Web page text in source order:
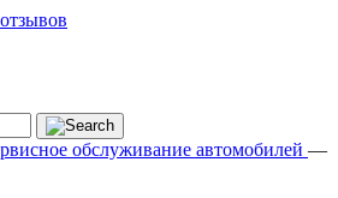
обслуживание автомобилей —